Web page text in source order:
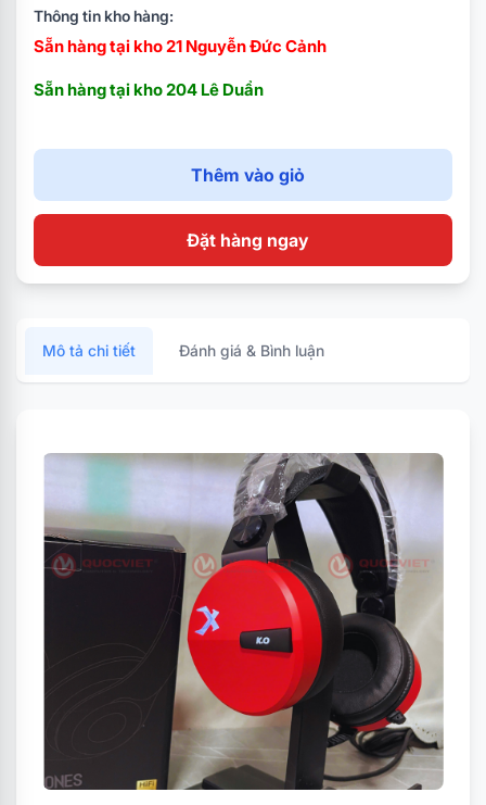
Thông tin kho hàng:
Sẵn hàng tại kho 21 Nguyễn Đức Cảnh
Sẵn hàng tại kho 204 Lê Duẩn
Thêm vào giỏ
Đặt hàng ngay
Mô tả chi tiết Đánh giá & Bình luận